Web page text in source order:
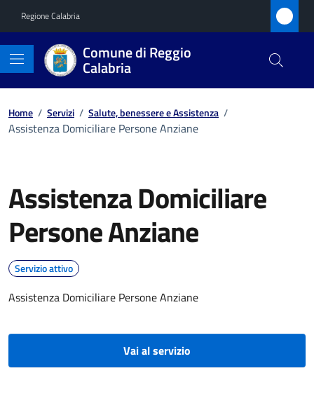
Regione Calabria
Comune di Reggio
Calabria
Home / Servizi / Salute, benessere e Assistenza /
Assistenza Domiciliare Persone Anziane
Assistenza Domiciliare
Persone Anziane
Servizio attivo
Assistenza Domiciliare Persone Anziane
Vai al servizio